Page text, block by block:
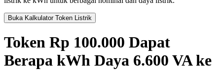
Buka Kalkulator Token Listrik
Token Rp 100.000 Dapat
Berapa kWh Daya 6.600 VA ke